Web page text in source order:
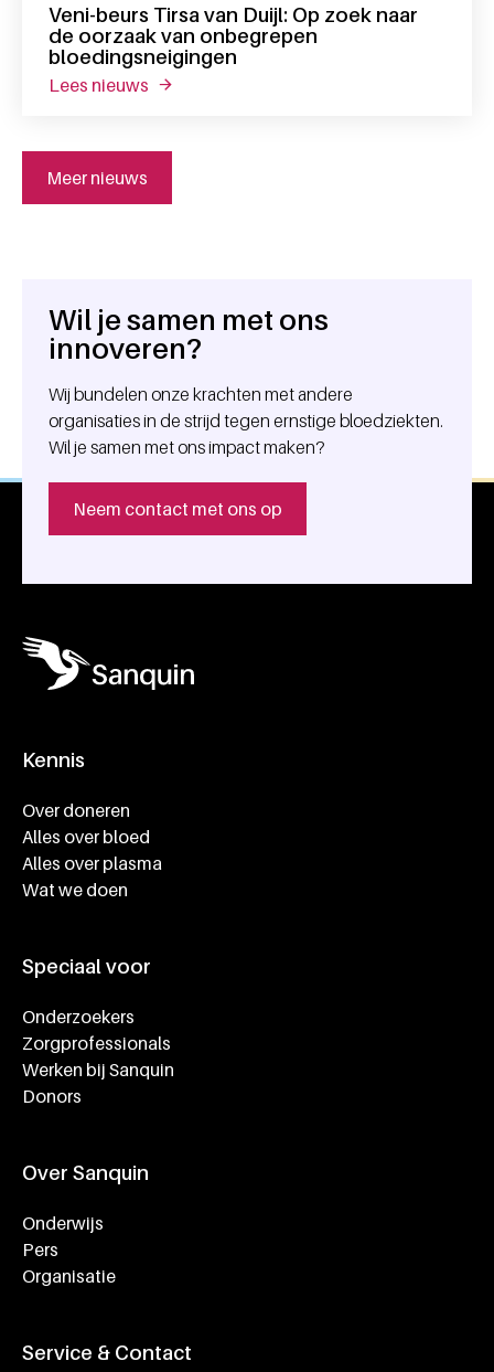
Veni-beurs Tirsa van Duijl: Op zoek naar
de oorzaak van onbegrepen
bloedingsneigingen
lees nieuws over veni-beurs tirsa van duijl: op zoek
Meer nieuws
Algemene informatie
Wil je samen met ons
innoveren?
Wij bundelen onze krachten met andere
organisaties in de strijd tegen ernstige bloedziekten.
Wil je samen met ons impact maken?
Neem contact met ons op
Kennis
Over doneren
Alles over bloed
Alles over plasma
Wat we doen
Speciaal voor
Onderzoekers
Zorgprofessionals
Werken bij Sanquin
Donors
Over Sanquin
Onderwijs
Pers
Organisatie
Service & Contact